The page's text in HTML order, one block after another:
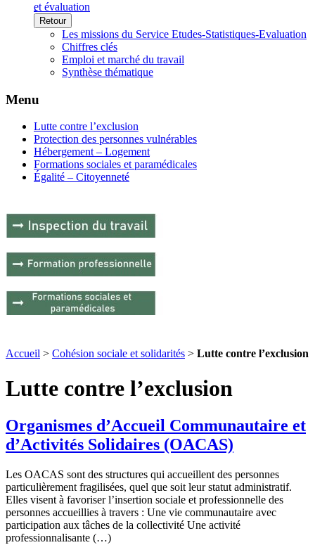
et évaluation
Retour
Les missions du Service Etudes-Statistiques-Evaluation
Chiffres clés
Emploi et marché du travail
Synthèse thématique
Menu
Lutte contre l’exclusion
Protection des personnes vulnérables
Hébergement – Logement
Formations sociales et paramédicales
Égalité – Citoyenneté
Accueil > Cohésion sociale et solidarités > Lutte contre l’exclusion
Lutte contre l’exclusion
Organismes d’Accueil Communautaire et
d’Activités Solidaires (OACAS)
Les OACAS sont des structures qui accueillent des personnes
particulièrement fragilisées, quel que soit leur statut administratif.
Elles visent à favoriser l’insertion sociale et professionnelle des
personnes accueillies à travers : Une vie communautaire avec
participation aux tâches de la collectivité Une activité
professionnalisante (…)